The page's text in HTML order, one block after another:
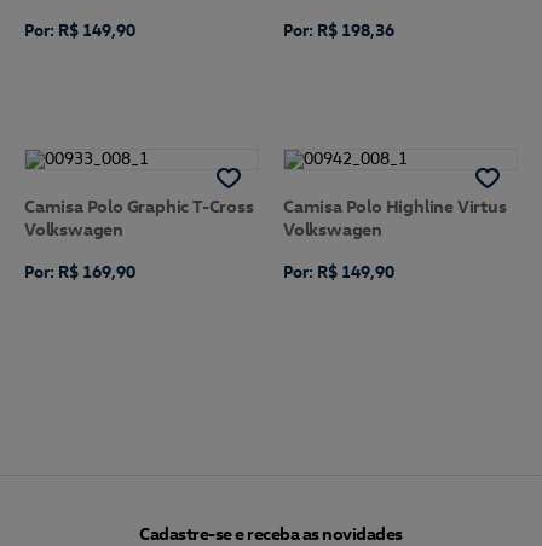
Por: R$ 149,90
Por: R$ 198,36
Camisa Polo Graphic T-Cross
Volkswagen
Por: R$ 169,90
Camisa Polo Highline Virtus
Volkswagen
Por: R$ 149,90
Cadastre-se e receba as novidades